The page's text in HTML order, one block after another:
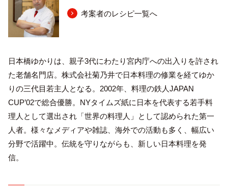
日本橋ゆかりは、親子3代にわたり宮内庁への出入りを許され
た老舗名門店。株式会社菊乃井で日本料理の修業を経てゆか
りの三代目若主人となる。2002年、料理の鉄人JAPAN
CUP’02で総合優勝。NYタイムズ紙に日本を代表する若手料
理人として選出され「世界の料理人」として認められた第一
人者。様々なメディアや雑誌、海外での活動も多く、幅広い
分野で活躍中。伝統を守りながらも、新しい日本料理を発
信。
考案者のレシピ一覧へ